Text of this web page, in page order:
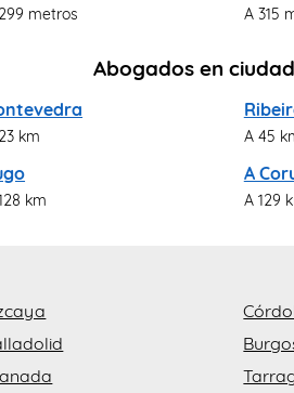
metros
A 315
Abogados en
km A 45
km
A
A 129